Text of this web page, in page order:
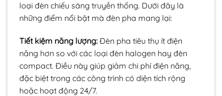
loại đèn chiếu sáng truyền thống. Dưới đây là
những điểm nổi bật mà đèn pha mang lại:
Tiết kiệm năng lượng: Đèn pha tiêu thụ ít điện
năng hơn so với các loại đèn halogen hay đèn
compact. Điều này giúp giảm chi phí điện năng,
đặc biệt trong các công trình có diện tích rộng
hoặc hoạt động 24/7.